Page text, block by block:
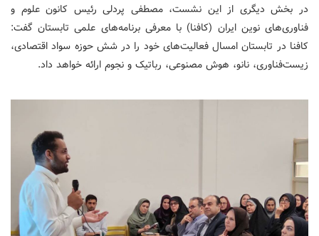
در بخش دیگری از این نشست، مصطفی پردلی رئیس کانون علوم و
فناوری‌های نوین ایران (کافنا) با معرفی برنامه‌های علمی تابستان گفت:
کافنا در تابستان امسال فعالیت‌های خود را در شش حوزه سواد اقتصادی،
زیست‌فناوری، نانو، هوش مصنوعی، رباتیک و نجوم ارائه خواهد داد.